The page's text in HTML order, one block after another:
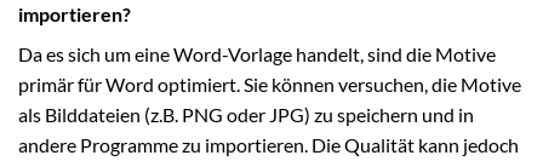
importieren?
Da es sich um eine Word-Vorlage handelt, sind die Motive
primär für Word optimiert. Sie können versuchen, die Motive
als Bilddateien (z.B. PNG oder JPG) zu speichern und in
andere Programme zu importieren. Die Qualität kann jedoch